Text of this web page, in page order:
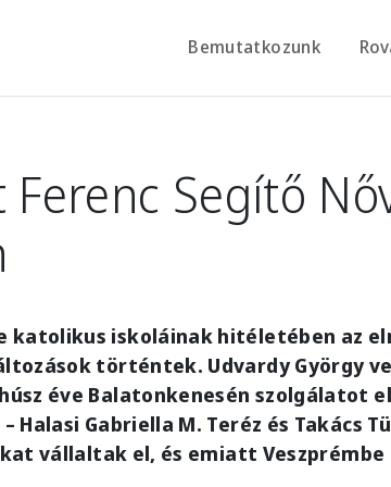
Bemutatkozunk
Ferenc Segítő
katolikus iskoláinak hitéletében az
történtek. Udvardy György
éve Balatonkenesén szolgálatot
Halasi Gabriella M. Teréz és Takács
vállaltak el, és emiatt